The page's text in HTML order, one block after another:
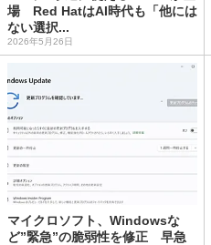
場 Red HatはAI時代も「他には
ない選択...
2026年5月26日
マイクロソフト、Windowsな
ど”緊急”の脆弱性を修正 早急